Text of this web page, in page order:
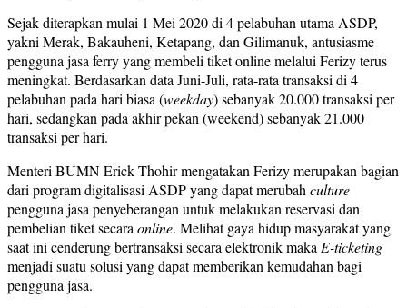
Sejak diterapkan mulai 1 Mei 2020 di 4 pelabuhan utama ASDP,
yakni Merak, Bakauheni, Ketapang, dan Gilimanuk, antusiasme
pengguna jasa ferry yang membeli tiket online melalui Ferizy terus
meningkat. Berdasarkan data Juni-Juli, rata-rata transaksi di 4
pelabuhan pada hari biasa (weekday) sebanyak 20.000 transaksi per
hari, sedangkan pada akhir pekan (weekend) sebanyak 21.000
transaksi per hari.
Menteri BUMN Erick Thohir mengatakan Ferizy merupakan bagian
dari program digitalisasi ASDP yang dapat merubah culture
pengguna jasa penyeberangan untuk melakukan reservasi dan
pembelian tiket secara online. Melihat gaya hidup masyarakat yang
saat ini cenderung bertransaksi secara elektronik maka E-ticketing
menjadi suatu solusi yang dapat memberikan kemudahan bagi
pengguna jasa.